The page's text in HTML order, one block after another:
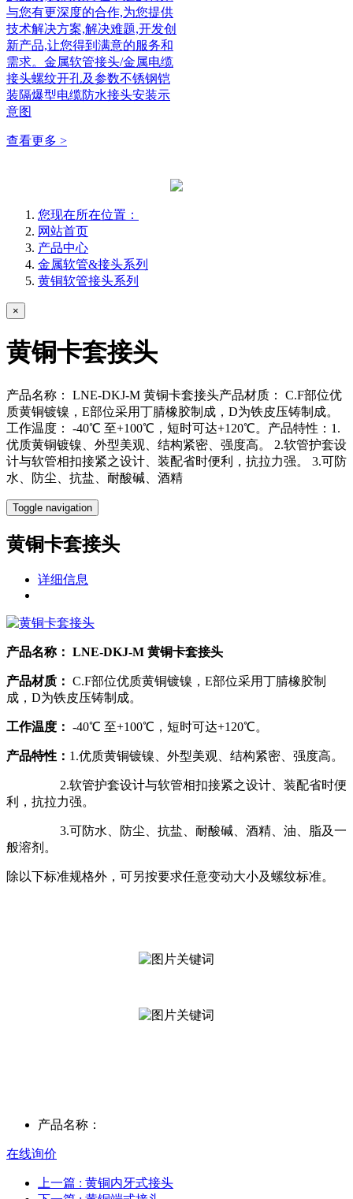
与您有更深度的合作,为您提供
技术解决方案,解决难题,开发创
新产品,让您得到满意的服务和
需求。金属软管接头/金属电缆
接头螺纹开孔及参数不锈钢铠
装隔爆型电缆防水接头安装示
意图
查看更多 >
您现在所在位置：
网站首页
产品中心
金属软管&接头系列
黄铜软管接头系列
×
黄铜卡套接头
产品名称： LNE-DKJ-M 黄铜卡套接头产品材质： C.F部位优
质黄铜镀镍，E部位采用丁腈橡胶制成，D为铁皮压铸制成。
工作温度： -40℃ 至+100℃，短时可达+120℃。产品特性：1.
优质黄铜镀镍、外型美观、结构紧密、强度高。 2.软管护套设
计与软管相扣接紧之设计、装配省时便利，抗拉力强。 3.可防
水、防尘、抗盐、耐酸碱、酒精
Toggle navigation
黄铜卡套接头
详细信息
产品名称： LNE-DKJ-M 黄铜卡套接头
产品材质： C.F部位优质黄铜镀镍，E部位采用丁腈橡胶制
成，D为铁皮压铸制成。
工作温度： -40℃ 至+100℃，短时可达+120℃。
产品特性： 1.优质黄铜镀镍、外型美观、结构紧密、强度高。
2.软管护套设计与软管相扣接紧之设计、装配省时便
利，抗拉力强。
3.可防水、防尘、抗盐、耐酸碱、酒精、油、脂及一
般溶剂。
除以下标准规格外，可另按要求任意变动大小及螺纹标准。
产品名称：
在线询价
上一篇 : 黄铜内牙式接头